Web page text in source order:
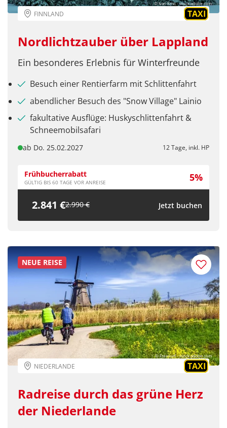
per E-Mail senden
Link kopieren
© Ivan Kmit - stock.adobe.com
FINNLAND TAXI
Nordlichtzauber über Lappland
Ein besonderes Erlebnis für Winterfreunde
Besuch einer Rentierfarm mit Schlittenfahrt
abendlicher Besuch des "Snow Village" Lainio
fakultative Ausflüge: Huskyschlittenfahrt &
Schneemobilsafari
ab Do. 25.02.2027 12 Tage, inkl. HP
Frühbucherrabatt
GÜLTIG BIS 60 TAGE VOR ANREISE 5%
2.841 €2.990 € Jetzt buchen
NEUE REISE
© Freesurf - stock.adobe.com
NIEDERLANDE TAXI
Radreise durch das grüne Herz
der Niederlande